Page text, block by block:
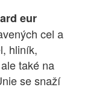
eur
cel a
hliník,
také na
se snaží